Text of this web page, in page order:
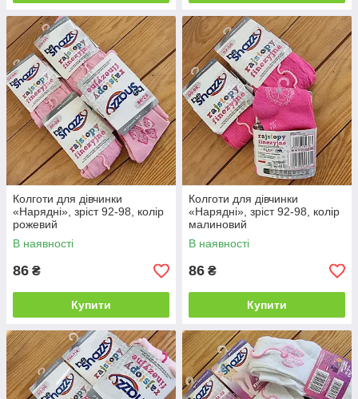
Колготи для дівчинки
«Нарядні», зріст 92-98, колір
рожевий
В наявності
86 ₴
Купити
Колготи для дівчинки
«Нарядні», зріст 92-98, колір
малиновий
В наявності
86 ₴
Купити